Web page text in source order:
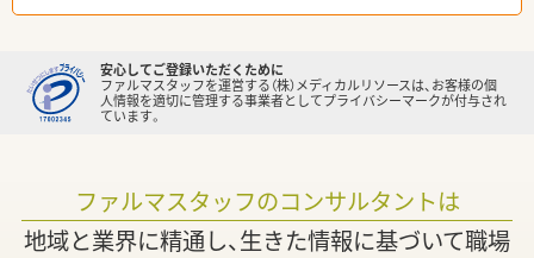
安心してご登録いただくために
ファルマスタッフを運営する（株）メディカルリソースは、お客様の個
人情報を適切に管理する事業者としてプライバシーマークが付与され
ています。
ファルマスタッフのコンサルタントは
地域と業界に精通し、生きた情報に基づいて職場